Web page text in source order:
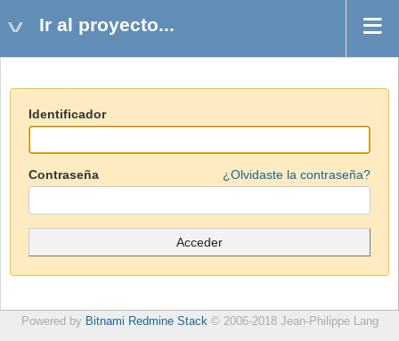
Ir al proyecto...
Identificador
Contraseña ¿Olvidaste la contraseña?
Powered by Bitnami Redmine Stack© 2006-2018 Jean-Philippe Lang